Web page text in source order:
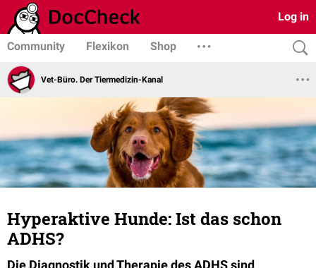
Log in
Community Flexikon Shop
Vet-Büro. Der Tiermedizin-Kanal
Hyperaktive Hunde: Ist das schon
ADHS?
Die Diagnostik und Therapie des ADHS sind